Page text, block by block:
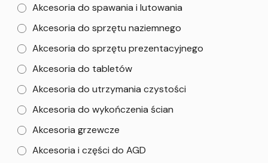
Akcesoria do spawania i lutowania
Akcesoria do sprzętu naziemnego
Akcesoria do sprzętu prezentacyjnego
Akcesoria do tabletów
Akcesoria do utrzymania czystości
Akcesoria do wykończenia ścian
Akcesoria grzewcze
Akcesoria i części do AGD